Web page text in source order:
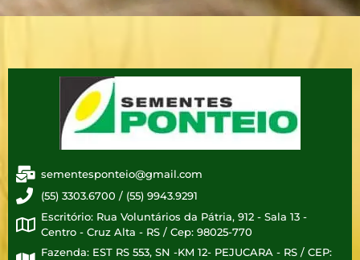
sementesponteio@gmail.com
(55) 3303.6700 / (55) 9943.9291
Escritório: Rua Voluntários da Pátria, 912 - Sala 13 -
Centro - Cruz Alta - RS / Cep: 98025-770
Fazenda: EST RS 553, SN -KM 12- PEJUCARA - RS / CEP: